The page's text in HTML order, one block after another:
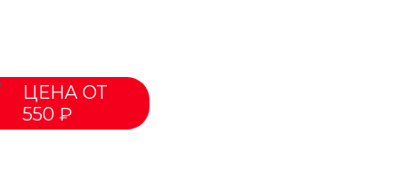
ЦЕНА ОТ
550 ₽